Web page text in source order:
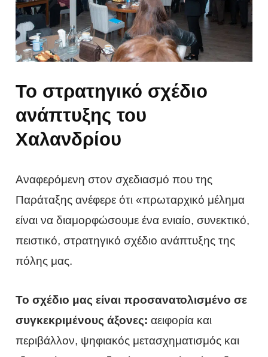
Το στρατηγικό σχέδιο
ανάπτυξης του
Χαλανδρίου
Αναφερόμενη στον σχεδιασμό που της
Παράταξης ανέφερε ότι «πρωταρχικό μέλημα
είναι να διαμορφώσουμε ένα ενιαίο, συνεκτικό,
πειστικό, στρατηγικό σχέδιο ανάπτυξης της
πόλης μας.
Το σχέδιο μας είναι προσανατολισμένο σε
συγκεκριμένους άξονες: αειφορία και
περιβάλλον, ψηφιακός μετασχηματισμός και